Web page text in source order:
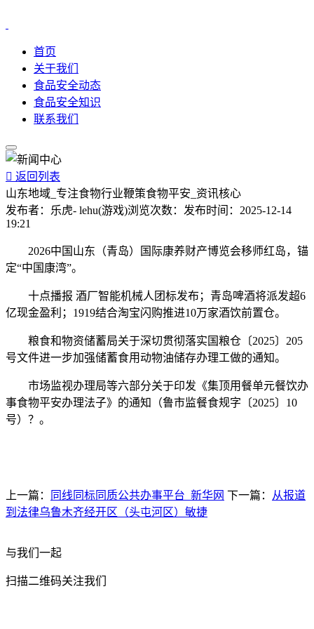
首页
关于我们
食品安全动态
食品安全知识
联系我们
 返回列表
山东地域_专注食物行业鞭策食物平安_资讯核心
发布者： 乐虎- lehu(游戏)浏览次数： 发布时间： 2025-12-14
19:21
2026中国山东（青岛）国际康养财产博览会移师红岛，锚
定“中国康湾”。
十点播报 酒厂智能机械人团标发布；青岛啤酒将派发超6
亿现金盈利；1919结合淘宝闪购推进10万家酒饮前置仓。
粮食和物资储蓄局关于深切贯彻落实国粮仓〔2025〕205
号文件进一步加强储蓄食用动物油储存办理工做的通知。
市场监视办理局等六部分关于印发《集顶用餐单元餐饮办
事食物平安办理法子》的通知（鲁市监餐食规字〔2025〕10
号）？。
上一篇： 同线同标同质公共办事平台_新华网 下一篇：
从报道
到法律乌鲁木齐经开区（头屯河区）敏捷
与我们一起
扫描二维码关注我们